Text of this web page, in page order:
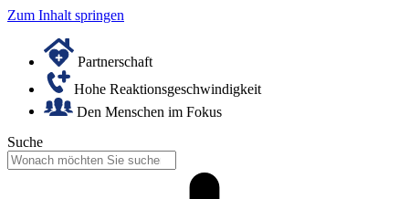
Zum Inhalt springen
Partnerschaft
Hohe Reaktionsgeschwindigkeit
Den Menschen im Fokus
Suche